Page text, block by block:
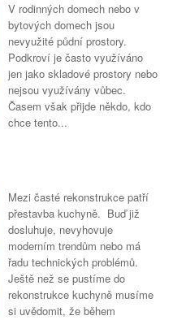
V rodinných domech nebo v
bytových domech jsou
nevyužité půdní prostory.
Podkroví je často využíváno
jen jako skladové prostory nebo
nejsou využívány vůbec.
Časem však přijde někdo, kdo
chce tento...
Mezi časté rekonstrukce patří
přestavba kuchyně. Buď již
dosluhuje, nevyhovuje
moderním trendům nebo má
řadu technických problémů.
Ještě než se pustíme do
rekonstrukce kuchyně musíme
si uvědomit, že během